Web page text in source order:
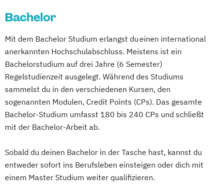
Angewandte Linguistik
Anthropologie
Arabische Welt: Sprache und Gesellschaft
Austrian Studies
Banking and Finance
Betriebswirtschaft
Bewegung und Sport (Lehramt)
Bildungswissenschaft
Bioinformatik
Biologie
Biologische Chemie
Bosnisch/Kroatisch/Serbisch (Lehramt)
Botanik Byzantinistik und Neogräzistik
Bachelor
Mit dem Bachelor Studium erlangst du einen international
anerkannten Hochschulabschluss. Meistens ist ein
Bachelorstudium auf drei Jahre (6 Semester)
Regelstudienzeit ausgelegt. Während des Studiums
sammelst du in den verschiedenen Kursen, den
sogenannten Modulen, Credit Points (CPs). Das gesamte
Bachelor-Studium umfasst 180 bis 240 CPs und schließt
mit der Bachelor-Arbeit ab.
Sobald du deinen Bachelor in der Tasche hast, kannst du
entweder sofort ins Berufsleben einsteigen oder dich mit
einem Master Studium weiter qualifizieren.